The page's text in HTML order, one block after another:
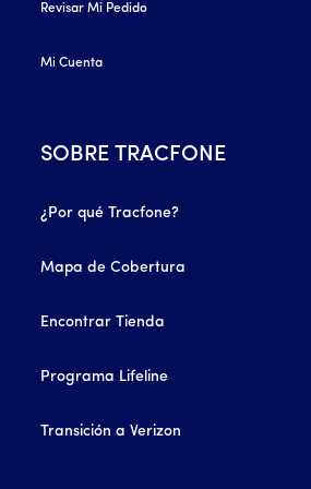
Revisar Mi Pedido
Mi Cuenta
SOBRE TRACFONE
¿Por qué Tracfone?
Mapa de Cobertura
Encontrar Tienda
Programa Lifeline
Transición a Verizon